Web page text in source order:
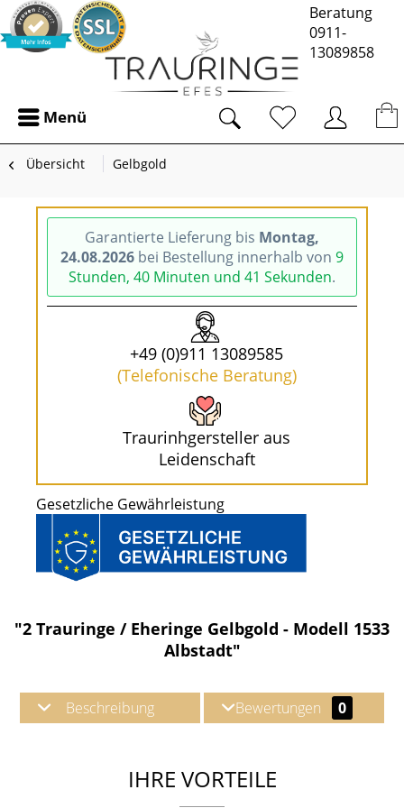
Beratung
0911-
13089858
Menü
Übersicht Gelbgold
Garantierte Lieferung bis Montag,
24.08.2026 bei Bestellung innerhalb von 9
Stunden, 40 Minuten und 41 Sekunden.
+49 (0)911 13089585
(Telefonische Beratung)
Traurinhgersteller aus
Leidenschaft
Gesetzliche Gewährleistung
"2 Trauringe / Eheringe Gelbgold - Modell 1533
Albstadt"
Beschreibung Bewertungen 0
IHRE VORTEILE